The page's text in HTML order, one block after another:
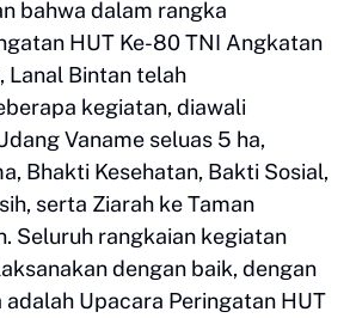
bahwa dalam rangka
HUT Ke-80 TNI Angkatan
Lanal Bintan telah
kegiatan, diawali
Vaname seluas 5 ha,
Bhakti Kesehatan, Bakti Sosial,
serta Ziarah ke Taman
Seluruh rangkaian kegiatan
dengan baik, dengan
Upacara Peringatan HUT